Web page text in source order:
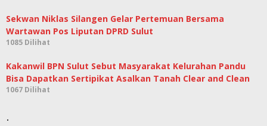
Sekwan Niklas Silangen Gelar Pertemuan Bersama
Wartawan Pos Liputan DPRD Sulut
1085 Dilihat
Kakanwil BPN Sulut Sebut Masyarakat Kelurahan Pandu
Bisa Dapatkan Sertipikat Asalkan Tanah Clear and Clean
1067 Dilihat
.